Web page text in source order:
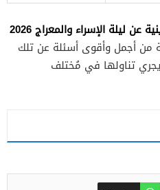
أسئلة دينية عن ليلة الإسراء والمعراج 2026
من أجمل وأقوى أسئلة عن تلك
يجري تناولها في مُختلف